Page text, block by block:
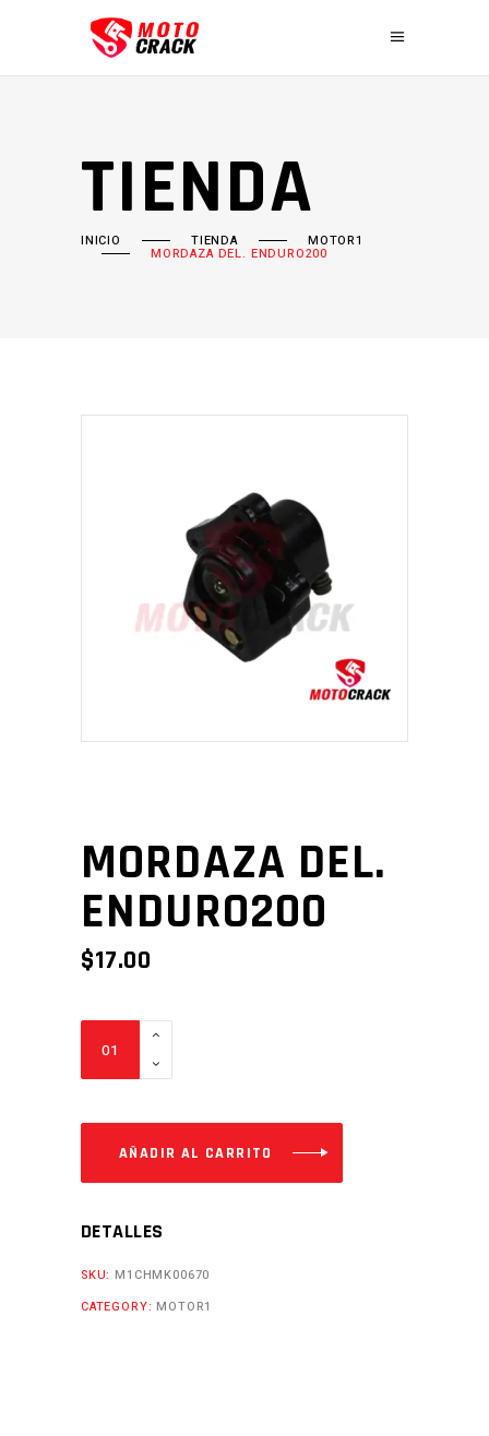
TIENDA
INICIO TIENDA MOTOR1
MORDAZA DEL. ENDURO200
MORDAZA DEL.
ENDURO200
$17.00
MORDAZA
Cantidad
AÑADIR AL CARRITO
DETALLES
SKU: M1CHMK00670
CATEGORY: MOTOR1